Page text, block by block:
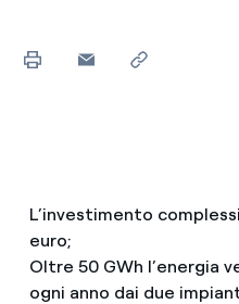
L’investimento
euro;
Oltre 50 GWh l’energia
ogni anno dai due